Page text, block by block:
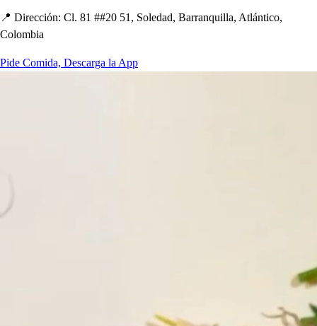
📍 Dirección: Cl. 81 ##20 51, Soledad, Barranquilla, Atlántico,
Colombia
Pide Comida, Descarga la App